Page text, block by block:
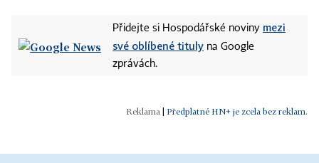
Přidejte si Hospodářské noviny mezi
své oblíbené tituly na Google
zprávách.
Předplatné HN+ je zcela bez reklam.